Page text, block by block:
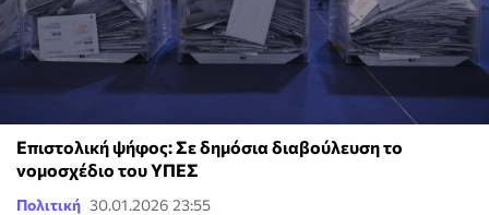
Επιστολική ψήφος: Σε δημόσια διαβούλευση το
νομοσχέδιο του ΥΠΕΣ
Πολιτική 30.01.2026 23:55